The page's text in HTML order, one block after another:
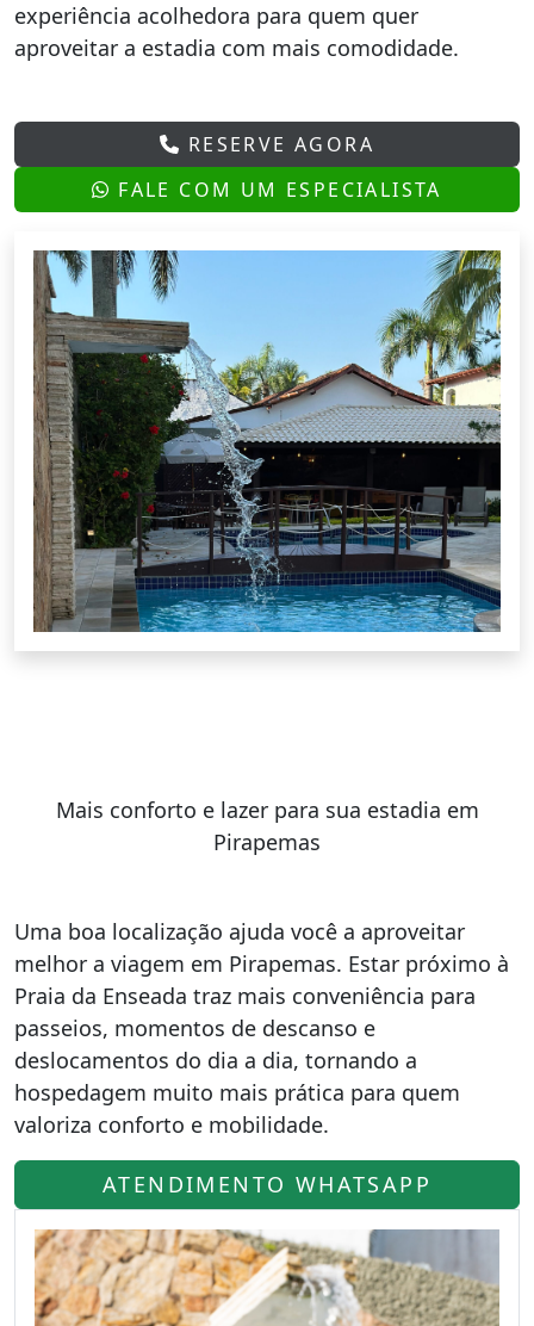
experiência acolhedora para quem quer
aproveitar a estadia com mais comodidade.
RESERVE AGORA
FALE COM UM ESPECIALISTA
Mais conforto e lazer para sua estadia em
Pirapemas
Uma boa localização ajuda você a aproveitar
melhor a viagem em Pirapemas. Estar próximo à
Praia da Enseada traz mais conveniência para
passeios, momentos de descanso e
deslocamentos do dia a dia, tornando a
hospedagem muito mais prática para quem
valoriza conforto e mobilidade.
ATENDIMENTO WHATSAPP